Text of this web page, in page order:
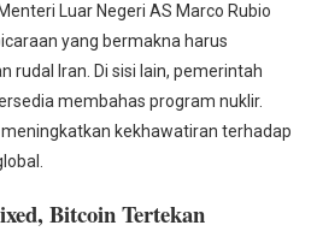
Luar Negeri AS Marco Rubio
yang bermakna harus
rudal Iran. Di sisi lain, pemerintah
membahas program nuklir.
kekhawatiran terhadap
Bitcoin Tertekan